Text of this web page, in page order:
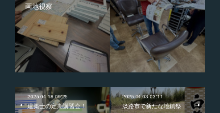
画地視察
2025.04.18 09:25
建築士の定期講習会！
2025.04.03 03:11
淡路市で新たな地鎮祭